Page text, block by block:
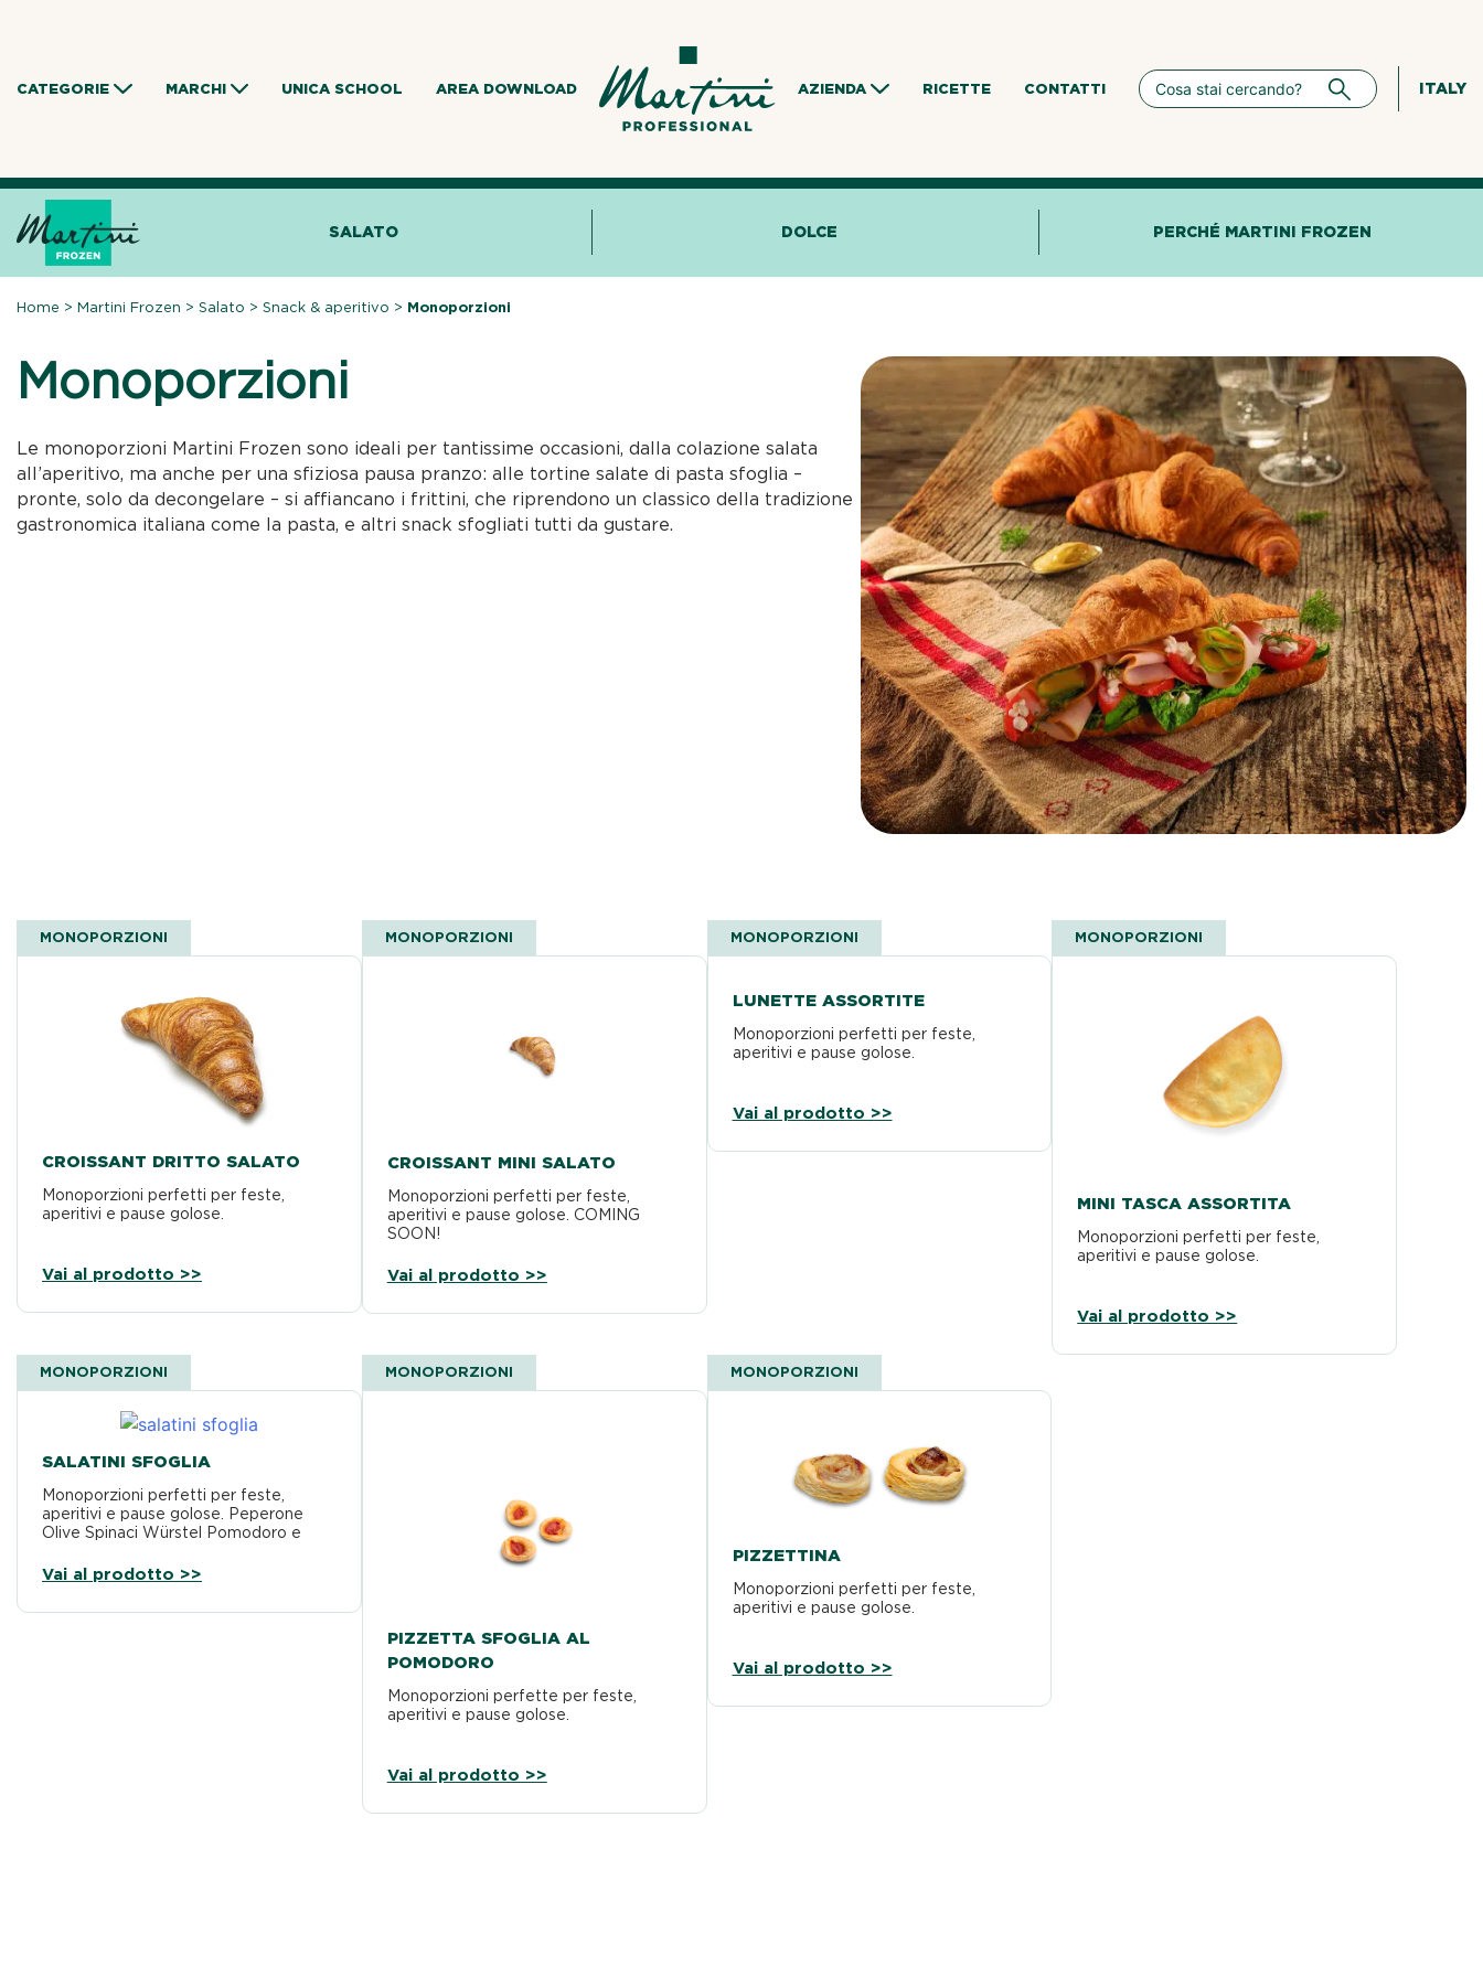
CATEGORIE MARCHI UNICA SCHOOL AREA DOWNLOAD AZIENDA RICETTE CONTATTI ITALY
SALATO DOLCE PERCHÉ MARTINI FROZEN
Home >Martini Frozen >Salato >Snack & aperitivo > Monoporzioni
Monoporzioni
Le monoporzioni Martini Frozen sono ideali per tantissime occasioni, dalla colazione salata
all’aperitivo, ma anche per una sfiziosa pausa pranzo: alle tortine salate di pasta sfoglia –
pronte, solo da decongelare – si affiancano i frittini, che riprendono un classico della tradizione
gastronomica italiana come la pasta, e altri snack sfogliati tutti da gustare.
MONOPORZIONI
CROISSANT DRITTO SALATO
Monoporzioni perfetti per feste,
aperitivi e pause golose.
Vai al prodotto >>
MONOPORZIONI
CROISSANT MINI SALATO
Monoporzioni perfetti per feste,
aperitivi e pause golose. COMING
SOON!
Vai al prodotto >>
MONOPORZIONI
LUNETTE ASSORTITE
Monoporzioni perfetti per feste,
aperitivi e pause golose.
Vai al prodotto >>
MONOPORZIONI
MINI TASCA ASSORTITA
Monoporzioni perfetti per feste,
aperitivi e pause golose.
Vai al prodotto >>
MONOPORZIONI
SALATINI SFOGLIA
Monoporzioni perfetti per feste,
aperitivi e pause golose. Peperone
Olive Spinaci Würstel Pomodoro e
Vai al prodotto >>
MONOPORZIONI
PIZZETTA SFOGLIA AL
POMODORO
Monoporzioni perfette per feste,
aperitivi e pause golose.
Vai al prodotto >>
MONOPORZIONI
PIZZETTINA
Monoporzioni perfetti per feste,
aperitivi e pause golose.
Vai al prodotto >>